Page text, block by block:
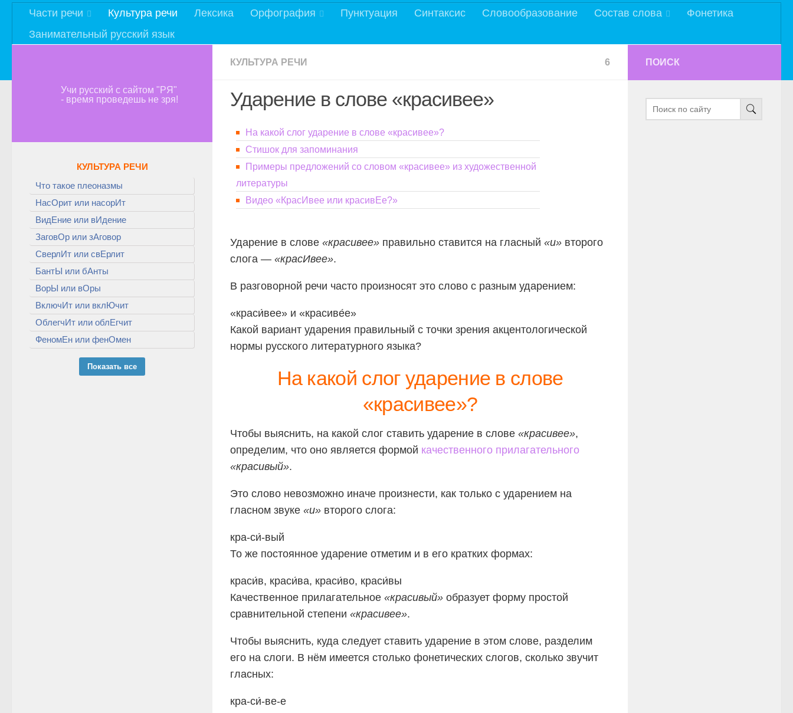
Части речи Культура речи Лексика Орфография Пунктуация Синтаксис Словообразование Состав слова
Фонетика
Занимательный русский язык
КУЛЬТУРА РЕЧИ 6
Ударение в слове «красивее»
На какой слог ударение в слове «красивее»?
Стишок для запоминания
Примеры предложений со словом «красивее» из художественной
литературы
Видео «КрасИвее или красивЕе?»
Ударение в слове «красивее» правильно ставится на гласный «и» второго
слога — «красИвее».
В разговорной речи часто произносят это слово с разным ударением:
«краси́вее» и «красиве́е»
Какой вариант ударения правильный с точки зрения акцентологической
нормы русского литературного языка?
На какой слог ударение в слове
«красивее»?
Чтобы выяснить, на какой слог ставить ударение в слове «красивее»,
определим, что оно является формой качественного прилагательного
«красивый».
Это слово невозможно иначе произнести, как только с ударением на
гласном звуке «и» второго слога:
кра-си́-вый
То же постоянное ударение отметим и в его кратких формах:
краси́в, краси́ва, краси́во, краси́вы
Качественное прилагательное «красивый» образует форму простой
сравнительной степени «красивее».
Чтобы выяснить, куда следует ставить ударение в этом слове, разделим
его на слоги. В нём имеется столько фонетических слогов, сколько звучит
гласных:
кра-си́-ве-е
Учи русский с сайтом "РЯ"
- время проведешь не зря!
КУЛЬТУРА РЕЧИ
Что такое плеоназмы
НасОрит или насорИт
ВидЕние или вИдение
ЗаговОр или зАговор
СверлИт или свЕрлит
БантЫ или бАнты
ВорЫ или вОры
ВключИт или вклЮчит
ОблегчИт или облЕгчит
ФеномЕн или фенОмен
Показать все
ПОИСК